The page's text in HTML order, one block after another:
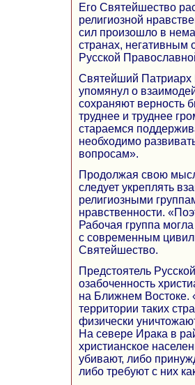
Его Святейшество
религиозной
сил произошло в
странах, негативным
Русской
Святейший Патриарх
упомянул о
сохраняют верность
труднее и труднее
стараемся
необходимо
вопросам».
Продолжая свою
следует укреплять
религиозными
нравственности.
Рабочая группа
с современным
Святейшество.
Предстоятель
озабоченность
на Ближнем Востоке.
территории таких
физически
На севере Ирака в
христианское
убивают, либо
либо требуют с них